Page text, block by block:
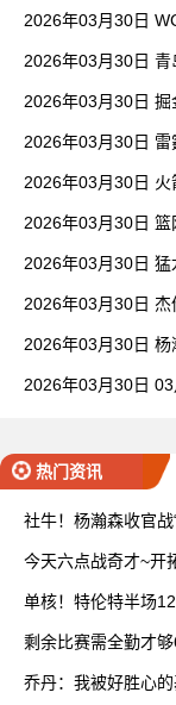
2026年03月30日
2026年03月30日 青
2026年03月30日 掘
2026年03月30日 雷
2026年03月30日 火
2026年03月30日 篮
2026年03月30日 猛
2026年03月30日 杰
2026年03月30日 杨
2026年03月30日
热门资讯
社牛！杨瀚森收官
今天六点战奇才~开
单核！特伦特半场
剩余比赛需全勤才
乔丹：我被好胜心